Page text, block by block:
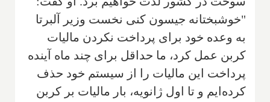
"خوشبختانه جیسون کنی نخست وزیر آلبرتا
به وعده خود برای پرداخت نکردن مالیات
کربن عمل کرد، ما حداقل برای چند ماه آینده
پرداخت این مالیات را از سیستم خود حذف
کرده‌ایم و تا اول ژانویه‌، بار مالیات بر کربن